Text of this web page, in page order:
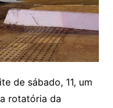
de sábado, 11, um
rotatória da